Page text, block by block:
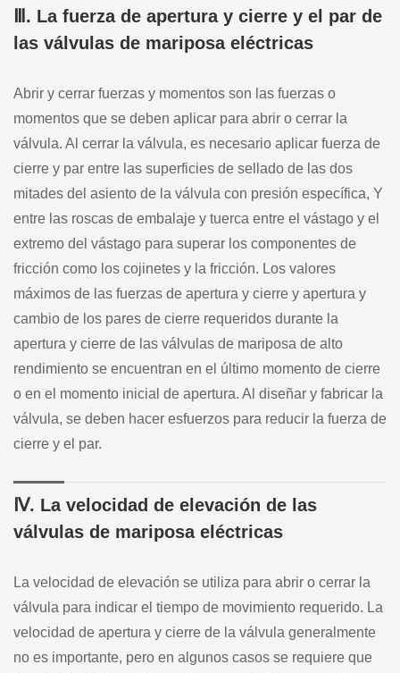
Ⅲ. La fuerza de apertura y cierre y el par de
las válvulas de mariposa eléctricas
Abrir y cerrar fuerzas y momentos son las fuerzas o
momentos que se deben aplicar para abrir o cerrar la
válvula. Al cerrar la válvula, es necesario aplicar fuerza de
cierre y par entre las superficies de sellado de las dos
mitades del asiento de la válvula con presión específica, Y
entre las roscas de embalaje y tuerca entre el vástago y el
extremo del vástago para superar los componentes de
fricción como los cojinetes y la fricción. Los valores
máximos de las fuerzas de apertura y cierre y apertura y
cambio de los pares de cierre requeridos durante la
apertura y cierre de las válvulas de mariposa de alto
rendimiento se encuentran en el último momento de cierre
o en el momento inicial de apertura. Al diseñar y fabricar la
válvula, se deben hacer esfuerzos para reducir la fuerza de
cierre y el par.
Ⅳ. La velocidad de elevación de las
válvulas de mariposa eléctricas
La velocidad de elevación se utiliza para abrir o cerrar la
válvula para indicar el tiempo de movimiento requerido. La
velocidad de apertura y cierre de la válvula generalmente
no es importante, pero en algunos casos se requiere que